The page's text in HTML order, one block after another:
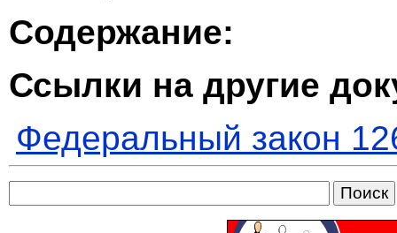
Содержание:
Ссылки на другие
Федеральный закон